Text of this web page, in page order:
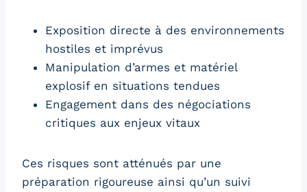
Exposition directe à des environnements
hostiles et imprévus
Manipulation d’armes et matériel
explosif en situations tendues
Engagement dans des négociations
critiques aux enjeux vitaux
Ces risques sont atténués par une
préparation rigoureuse ainsi qu’un suivi